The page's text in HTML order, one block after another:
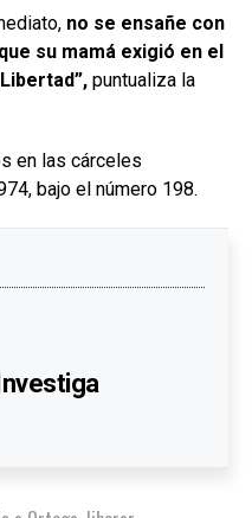
no se ensañe con
su mamá exigió en el
puntualiza la
en las cárceles
bajo el número 198.